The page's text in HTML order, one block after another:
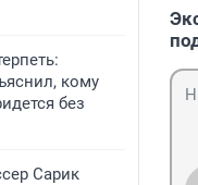
кому
без
Сарик